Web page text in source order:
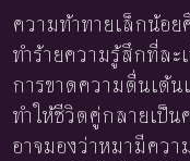
ความท้าทายเล็กน้อ
ทำร้ายความรู้สึกที่ละ
การขาดความตื่นเต้น
ทำให้ชีวิตคู่กลายเป็น
อาจมองว่าหมามีควา